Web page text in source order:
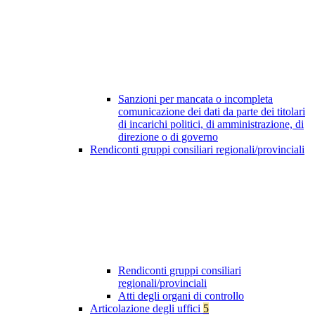
Sanzioni per mancata o incompleta
comunicazione dei dati da parte dei titolari
di incarichi politici, di amministrazione, di
direzione o di governo
Rendiconti gruppi consiliari regionali/provinciali
Rendiconti gruppi consiliari
regionali/provinciali
Atti degli organi di controllo
Articolazione degli uffici 5